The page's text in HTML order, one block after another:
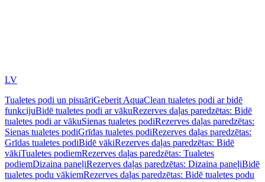
LV
Tualetes podi un pisuāriGeberit AquaClean tualetes podi ar bidē
funkcijuBidē tualetes podi ar vākuRezerves daļas paredzētas: Bidē
tualetes podi ar vākuSienas tualetes podiRezerves daļas paredzētas:
Sienas tualetes podiGrīdas tualetes podiRezerves daļas paredzētas:
Grīdas tualetes podiBidē vākiRezerves daļas paredzētas: Bidē
vākiTualetes podiemRezerves daļas paredzētas: Tualetes
podiemDizaina paneļiRezerves daļas paredzētas: Dizaina paneļiBidē
tualetes podu vākiemRezerves daļas paredzētas: Bidē tualetes podu